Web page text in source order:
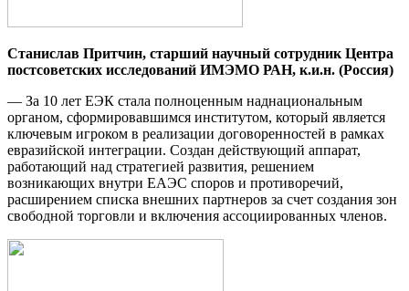
Станислав Притчин, старший научный сотрудник Центра
постсоветских исследований ИМЭМО РАН, к.и.н. (Россия)
— За 10 лет ЕЭК стала полноценным наднациональным
органом, сформировавшимся институтом, который является
ключевым игроком в реализации договоренностей в рамках
евразийской интеграции. Создан действующий аппарат,
работающий над стратегией развития, решением
возникающих внутри ЕАЭС споров и противоречий,
расширением списка внешних партнеров за счет создания зон
свободной торговли и включения ассоциированных членов.